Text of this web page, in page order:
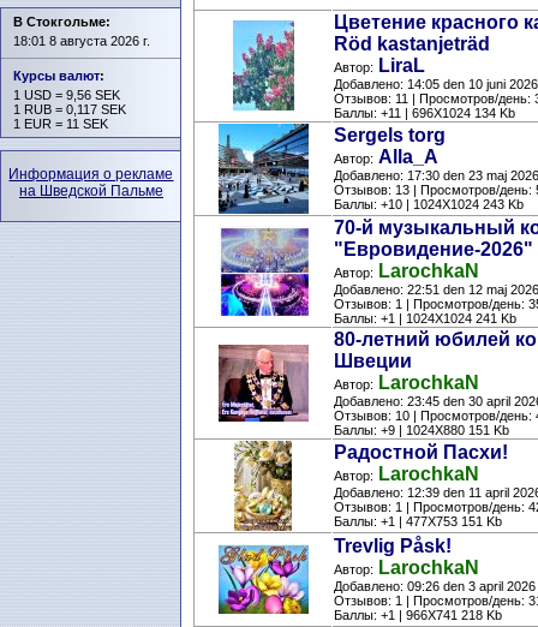
Цветение красного
Röd kastanjeträd
Автор: LiraL
Добавлено: 14:05 den 10 juni 2026
Отзывов: 11 | Просмотров/день:
Баллы: +11 | 696X1024 134 Kb
Sergels torg
Автор: Alla_A
Добавлено: 17:30 den 23 maj 2026
Отзывов: 13 | Просмотров/день:
Баллы: +10 | 1024X1024 243 Kb
70-й музыкальный
"Евровидение-2026"
Автор: LarochkaN
Добавлено: 22:51 den 12 maj 2026
Отзывов: 1 | Просмотров/день:
Баллы: +1 | 1024X1024 241 Kb
80-летний юбилей
Швеции
Автор: LarochkaN
Добавлено: 23:45 den 30 april
Отзывов: 10 | Просмотров/день:
Баллы: +9 | 1024X880 151 Kb
Радостной Пасхи!
Автор: LarochkaN
Добавлено: 12:39 den 11 april
Отзывов: 1 | Просмотров/день:
Баллы: +1 | 477X753 151 Kb
Trevlig Påsk!
Автор: LarochkaN
Добавлено: 09:26 den 3 april 2026
Отзывов: 1 | Просмотров/день:
Баллы: +1 | 966X741 218 Kb
В Стокгольме:
18:01 8 августа 2026 г.
Курсы валют:
1 USD = 9,56 SEK
1 RUB = 0,117 SEK
1 EUR = 11 SEK
Информация о рекламе
на Шведской Пальме